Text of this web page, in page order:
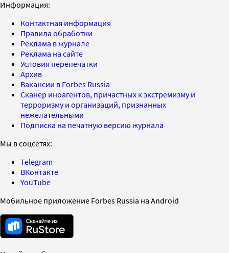
Информация:
Контактная информация
Правила обработки
Реклама в журнале
Реклама на сайте
Условия перепечатки
Архив
Вакансии в Forbes Russia
Сканер иноагентов, причастных к экстремизму и
терроризму и организаций, признанных
нежелательными
Подписка на печатную версию журнала
Мы в соцсетях:
Telegram
ВКонтакте
YouTube
Мобильное приложение Forbes Russia на Android